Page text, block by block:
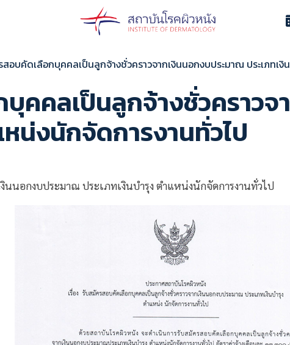
อบคัดเลือกบุคคลเป็นลูกจ้างชั่วคราวจากเงินนอกงบประมาณ ประเภทเงิ
คคลเป็นลูกจ้างชั่วคราว
หน่งนักจัดการงานทั่วไป
นอกงบประมาณ ประเภทเงินบำรุง ตำแหน่งนักจัดการงานทั่วไป